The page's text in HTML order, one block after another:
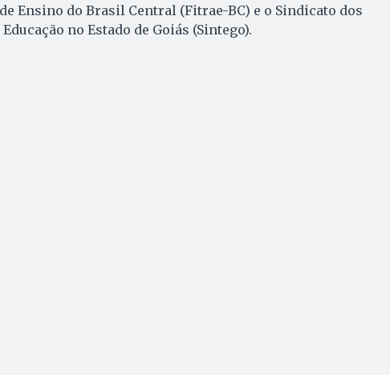
Ensino do Brasil Central (Fitrae-BC) e o Sindicato dos
no Estado de Goiás (Sintego).